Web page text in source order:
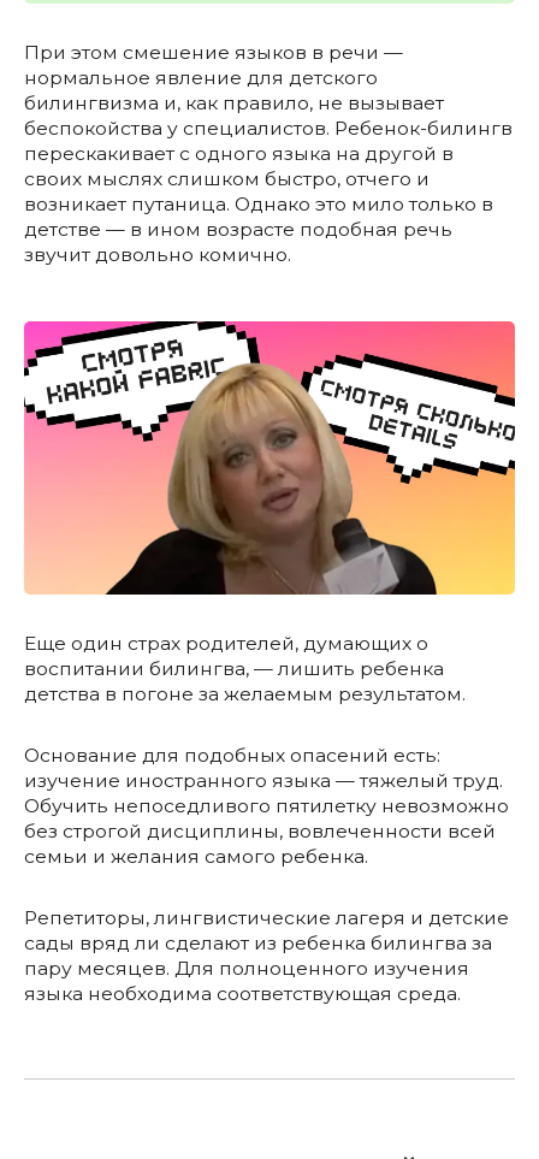
При этом смешение языков в речи —
нормальное явление для детского
билингвизма и, как правило, не вызывает
беспокойства у специалистов. Ребенок-билингв
перескакивает с одного языка на другой в
своих мыслях слишком быстро, отчего и
возникает путаница. Однако это мило только в
детстве — в ином возрасте подобная речь
звучит довольно комично.
Еще один страх родителей, думающих о
воспитании билингва, — лишить ребенка
детства в погоне за желаемым результатом.
Основание для подобных опасений есть:
изучение иностранного языка — тяжелый труд.
Обучить непоседливого пятилетку невозможно
без строгой дисциплины, вовлеченности всей
семьи и желания самого ребенка.
Репетиторы, лингвистические лагеря и детские
сады вряд ли сделают из ребенка билингва за
пару месяцев. Для полноценного изучения
языка необходима соответствующая среда.